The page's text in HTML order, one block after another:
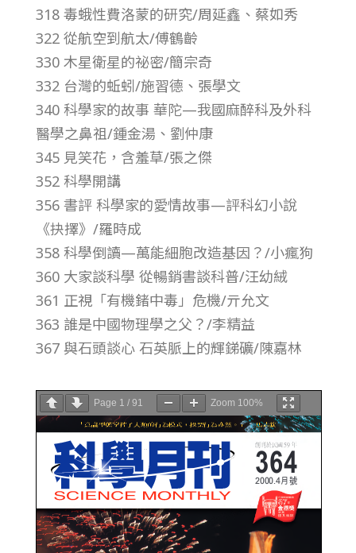
第
4
期
–
總
號
第
3
6
4
期
318 毒蛾性費洛蒙的研究/周延鑫、蔡如秀
322 從航空到航太/傅鶴齡
330 木星衛星的祕密/簡宗奇
332 台灣的蚯蚓/施習德、張學文
340 科學家的故事 華陀—我國麻醉科及外科
醫學之鼻祖/鍾金湯、劉仲康
345 見笑花，含羞草/張之傑
352 科學開講
356 書評 科學家的愛情故事—評科幻小說
《抉擇》/羅時成
358 科學倒讀—萬能細胞改造基因？/小瘋狗
360 大家談科學 從暢銷書談科普/汪幼絨
361 正視「有機鍺中毒」危機/亓允文
363 誰是中國物理學之父？/李精益
367 與石頭談心 石英脈上的輝銻礦/陳嘉林
Page 1 / 91 Zoom 100%